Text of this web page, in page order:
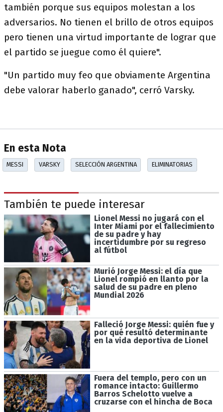
también porque sus equipos molestan a los
adversarios. No tienen el brillo de otros equipos
pero tienen una virtud importante de lograr que
el partido se juegue como él quiere".
"Un partido muy feo que obviamente Argentina
debe valorar haberlo ganado", cerró Varsky.
En esta Nota
MESSI VARSKY SELECCIÓN ARGENTINA ELIMINATORIAS
También te puede interesar
Lionel Messi no jugará con el
Inter Miami por el fallecimiento
de su padre y hay
incertidumbre por su regreso
al fútbol
Murió Jorge Messi: el día que
Lionel rompió en llanto por la
salud de su padre en pleno
Mundial 2026
Falleció Jorge Messi: quién fue y
por qué resultó determinante
en la vida deportiva de Lionel
Fuera del templo, pero con un
romance intacto: Guillermo
Barros Schelotto vuelve a
cruzarse con el hincha de Boca